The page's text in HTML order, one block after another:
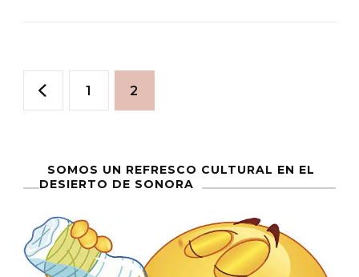
La
Salud
Paginación
entradas
Página
1 Página
2
SOMOS UN REFRESCO CULTURAL EN EL
DESIERTO DE SONORA